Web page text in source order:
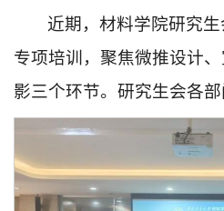
近期，材料学院研究
专项培训，聚焦微推设计
影三个环节。研究生会各部